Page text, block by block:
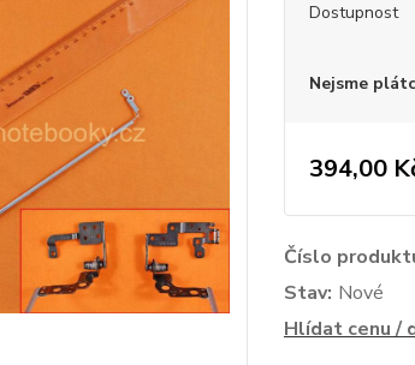
Dostupnost
Nejsme
394,00
Číslo
Stav: Nové
Hlídat cenu /